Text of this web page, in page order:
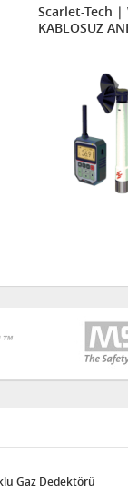
Scarlet-Tech |
KABLOSUZ
Gaz Dedektörü